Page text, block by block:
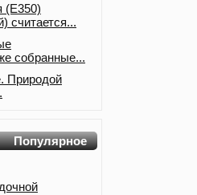
(E350)
считается...
собранные...
Природой
Популярное